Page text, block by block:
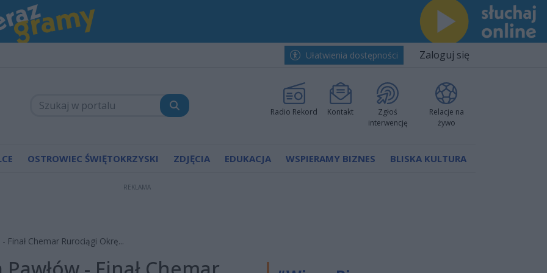
Ułatwienia dostępności Zaloguj się
Radio Rekord Kontakt
Zgłoś
interwencję
Relacje na
żywo
OSTROWIEC ŚWIĘTOKRZYSKI ZDJĘCIA EDUKACJA WSPIERAMY BIZNES BLISKA KULTURA
REKLAMA
Finał Chemar Rurociągi Okrę...